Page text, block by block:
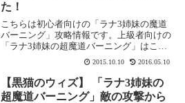
た！
こちらは初心者向けの「ラナ3姉妹の魔道
バーニング」攻略情報です。上級者向けの
「ラナ3姉妹の超魔道バーニング」はこち
ら常駐化決定！ラナ3姉妹の魔道バーニン
グ！昨年の10月と11月、そして今年の２月
に行われた「ラナ3姉妹の魔道バーニン
グ」が強化...
2015.10.10 2016.05.10
【黒猫のウィズ】 「ラナ3姉妹の
超魔道バーニング」敵の攻撃から